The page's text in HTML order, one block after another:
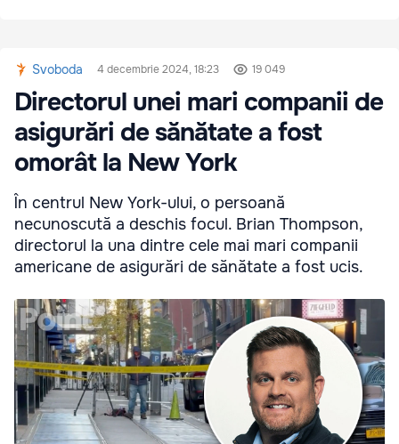
Svoboda 4 decembrie 2024, 18:23 19 049
Directorul unei mari companii de
asigurări de sănătate a fost
omorât la New York
În centrul New York-ului, o persoană
necunoscută a deschis focul. Brian Thompson,
directorul la una dintre cele mai mari companii
americane de asigurări de sănătate a fost ucis.